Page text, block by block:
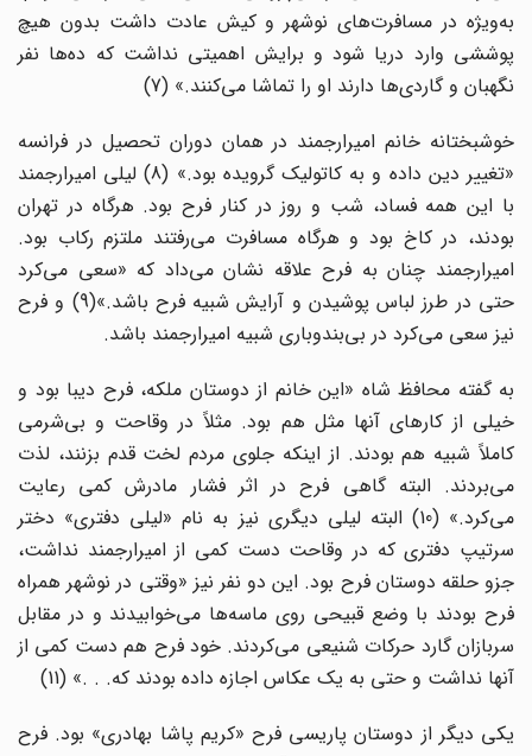
به‌ویژه در مسافرت‌های نوشهر و کیش عادت داشت بدون هیچ
پوششی وارد دریا شود و برایش اهمیتی نداشت که ده‌ها نفر
نگهبان و گاردی‌ها دارند او را تماشا می‌کنند.» (7)
خوشبختانه خانم امیرارجمند در همان دوران تحصیل در فرانسه
«تغییر دین داده و به کاتولیک گرویده بود.» (8) لیلی امیرارجمند
با این همه فساد، شب و روز در کنار فرح بود. هرگاه در تهران
بودند، در کاخ بود و هرگاه مسافرت می‌رفتند ملتزم رکاب بود.
امیرارجمند چنان به فرح علاقه نشان می‌داد که «سعی می‌کرد
حتی در طرز لباس پوشیدن و آرایش شبیه فرح باشد.»(9) و فرح
نیز سعی می‌کرد در بی‌بندوباری شبیه امیرارجمند باشد.
به گفته محافظ شاه «این خانم از دوستان ملکه، فرح دیبا بود و
خیلی از کارهای آنها مثل هم بود. مثلاً در وقاحت و بی‌شرمی
کاملاً شبیه هم بودند. از اینکه جلوی مردم لخت قدم بزنند، لذت
می‌بردند. البته گاهی فرح در اثر فشار مادرش کمی رعایت
می‌کرد.» (10) البته لیلی دیگری نیز به نام «لیلی دفتری» دختر
سرتیپ دفتری که در وقاحت دست کمی از امیرارجمند نداشت،
جزو حلقه دوستان فرح بود. این دو نفر نیز «وقتی در نوشهر همراه
فرح بودند با وضع قبیحی روی ماسه‌ها می‌خوابیدند و در مقابل
سربازان گارد حرکات شنیعی می‌کردند. خود فرح هم دست کمی از
آنها نداشت و حتی به یک عکاس اجازه داده بودند که. . .» (11)
یکی دیگر از دوستان پاریسی فرح «کریم پاشا بهادری» بود. فرح